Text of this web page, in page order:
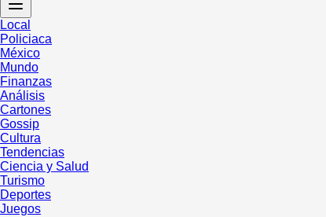
Local
Policiaca
México
Mundo
Finanzas
Análisis
Cartones
Gossip
Cultura
Tendencias
Ciencia y Salud
Turismo
Deportes
Juegos